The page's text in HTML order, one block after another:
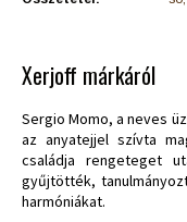
Xerjoff márkáról
Sergio Momo, a neves
az anyatejjel szívta
családja rengeteget
gyűjtötték,
harmóniákat.